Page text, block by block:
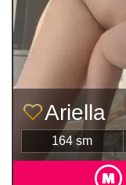
Ariella
164 sm